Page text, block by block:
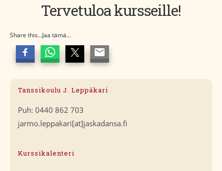
Tervetuloa kursseille!
Share this...Jaa tämä...
Tanssikoulu J. Leppäkari
Puh: 0440 862 703
jarmo.leppakari[at]jaskadansa.fi
Kurssikalenteri